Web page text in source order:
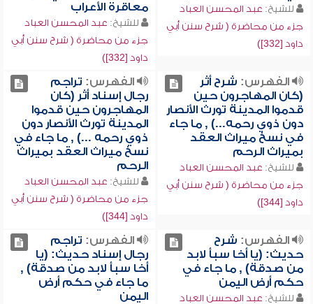
للشيخ: عبد المحسن العباد
جزء من محاضرة ( شرح سنن أبي
داود [332])
معاقرة الأعراب
للشيخ: عبد المحسن العباد
جزء من محاضرة ( شرح سنن أبي
داود [332])
الفهرس: شرح أثر
(كان المهاجرون حين
قدموا المدينة تورث الأنصار
دون ذوي رحمه...) , ما جاء
في نسخ ميراث العقد
بميراث الرحم
للشيخ: عبد المحسن العباد
جزء من محاضرة ( شرح سنن أبي
داود [344])
الفهرس: تراجم
رجال إسناد أثر (كان
المهاجرون حين قدموا
المدينة تورث الأنصار دون
ذوي رحمه ...) , ما جاء في
نسخ ميراث العقد بميراث
الرحم
للشيخ: عبد المحسن العباد
جزء من محاضرة ( شرح سنن أبي
داود [344])
الفهرس: شرح
حديث: (يا أخا سبأ لابد
من صدقة) , ما جاء في
حكم أرض اليمن
للشيخ: عبد المحسن العباد
الفهرس: تراجم
رجال إسناد حديث: (يا
أخا سبأ لابد من صدقة) ,
ما جاء في حكم أرض
اليمن